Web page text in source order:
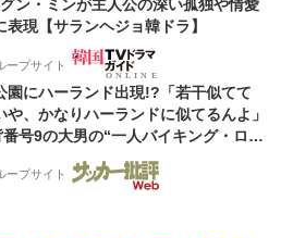
ン・ミンが主人公の深い孤独や情愛
表現【サランヘジョ韓ドラ】
ープサイト
園にハーランド出現!?「若干似てて
や、かなりハーランドに似てるんよ」
号9の大男の“一人バイキング・ロ
が話題!「元気をもらった」
ープサイト